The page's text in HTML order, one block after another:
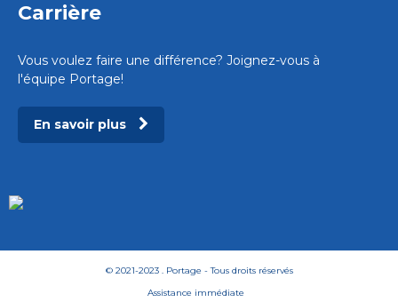
Carrière
Vous voulez faire une différence? Joignez-vous à
l'équipe Portage!
En savoir plus
© 2021-2023 . Portage - Tous droits réservés
Assistance immédiate